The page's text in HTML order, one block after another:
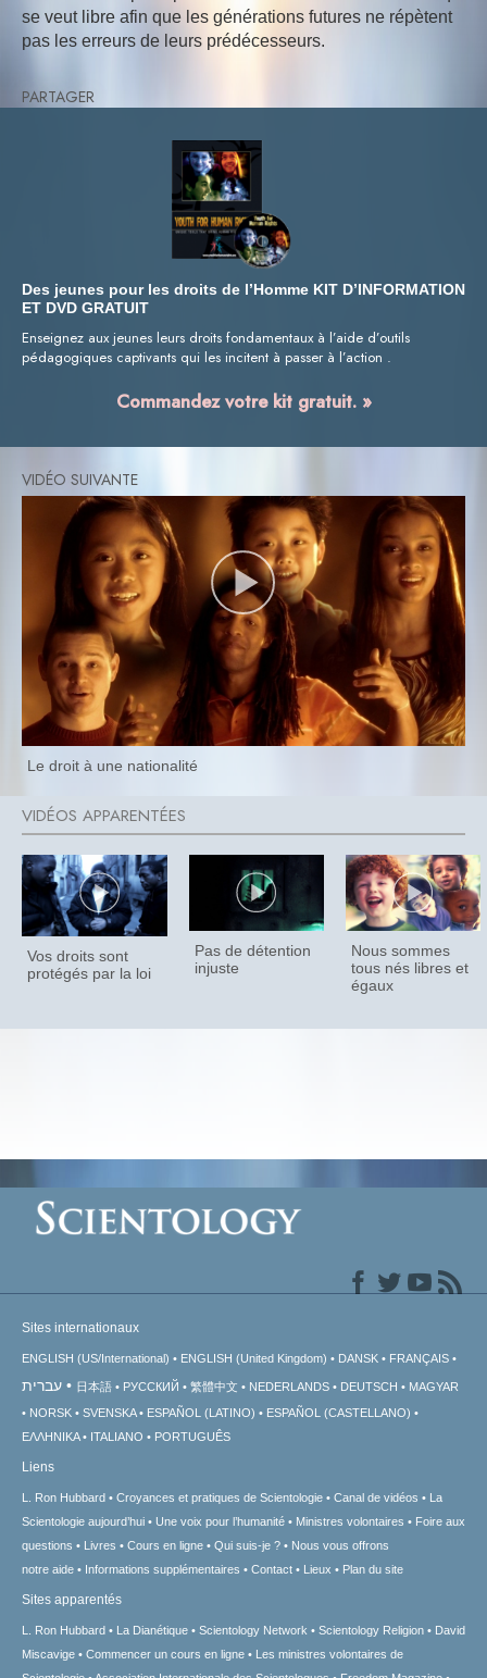
se veut libre afin que les générations futures ne répètent
pas les erreurs de leurs prédécesseurs.
PARTAGER
Des jeunes pour les droits de l’Homme KIT D’INFORMATION
ET DVD GRATUIT
Enseignez aux jeunes leurs droits fondamentaux à l’aide d’outils
pédagogiques captivants qui les incitent à passer à l’action .
Commandez votre kit gratuit. »
Le droit à une nationalité
Vos droits sont
protégés par la loi
Pas de détention
injuste
Nous sommes
tous nés libres et
égaux
Sites internationaux
ENGLISH (US/International) ENGLISH (United Kingdom) DANSK FRANÇAIS
עברית 日本語 РУССКИЙ 繁體中文 NEDERLANDS DEUTSCH
MAGYAR
NORSK
SVENSKA ESPAÑOL (LATINO)
ESPAÑOL (CASTELLANO)
ΕΛΛΗΝΙΚA
ITALIANO PORTUGUÊS
Liens
L. Ron Hubbard Croyances et pratiques de Scientologie Canal de vidéos
La
Scientologie aujourd’hui
Une voix pour l’humanité Ministres volontaires
Foire aux
questions
Livres Cours en ligne Qui suis-je ?
Nous vous offrons
notre aide
Informations supplémentaires Contact Lieux Plan du site
Sites apparentés
L. Ron Hubbard La Dianétique Scientology Network Scientology Religion
David
Miscavige
Commencer un cours en ligne
Les ministres volontaires de